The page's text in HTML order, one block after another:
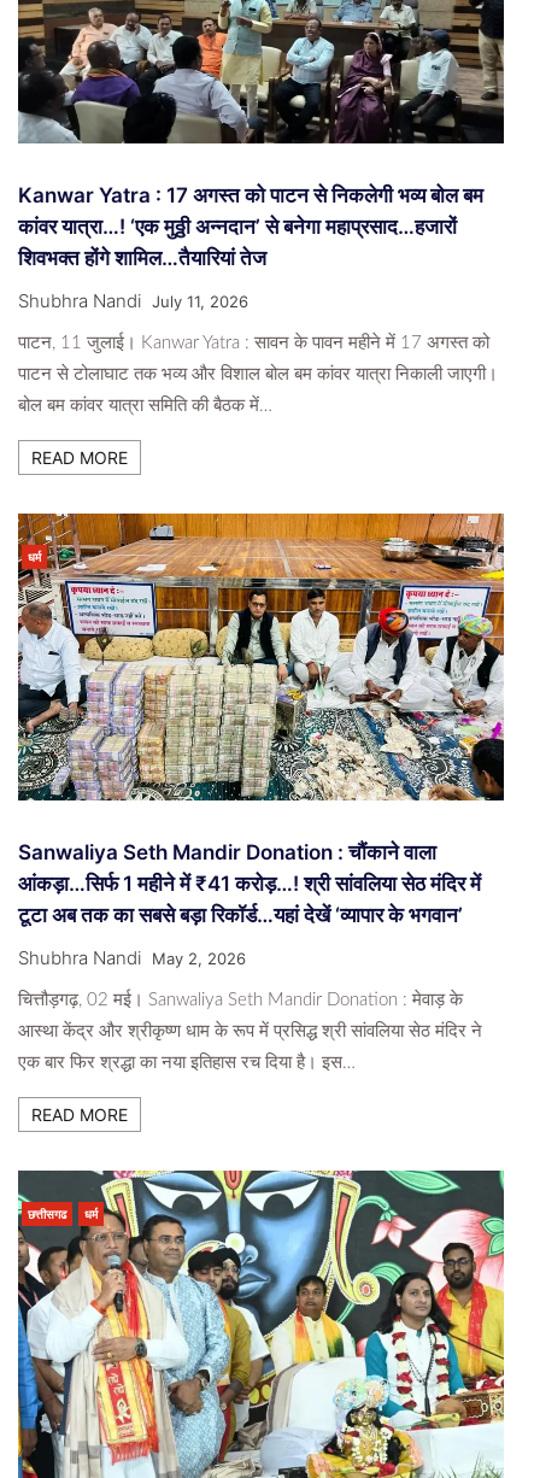
Kanwar Yatra : 17 अगस्त को पाटन से निकलेगी भव्य बोल बम
कांवर यात्रा…! ‘एक मुठ्ठी अन्नदान’ से बनेगा महाप्रसाद…हजारों
शिवभक्त होंगे शामिल…तैयारियां तेज
Shubhra Nandi July 11, 2026
पाटन, 11 जुलाई। Kanwar Yatra : सावन के पावन महीने में 17 अगस्त को
पाटन से टोलाघाट तक भव्य और विशाल बोल बम कांवर यात्रा निकाली जाएगी।
बोल बम कांवर यात्रा समिति की बैठक में…
READ MORE
धर्म
Sanwaliya Seth Mandir Donation : चौंकाने वाला
आंकड़ा…सिर्फ 1 महीने में ₹41 करोड़…! श्री सांवलिया सेठ मंदिर में
टूटा अब तक का सबसे बड़ा रिकॉर्ड…यहां देखें ‘व्यापार के भगवान’
Shubhra Nandi May 2, 2026
चित्तौड़गढ़, 02 मई। Sanwaliya Seth Mandir Donation : मेवाड़ के
आस्था केंद्र और श्रीकृष्ण धाम के रूप में प्रसिद्ध श्री सांवलिया सेठ मंदिर ने
एक बार फिर श्रद्धा का नया इतिहास रच दिया है। इस…
READ MORE
छत्तीसगढ धर्म